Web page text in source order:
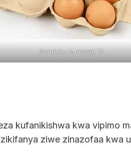
Sanduku la mayai 10
kufanikishwa kwa vipimo
ziwe zinazofaa kwa